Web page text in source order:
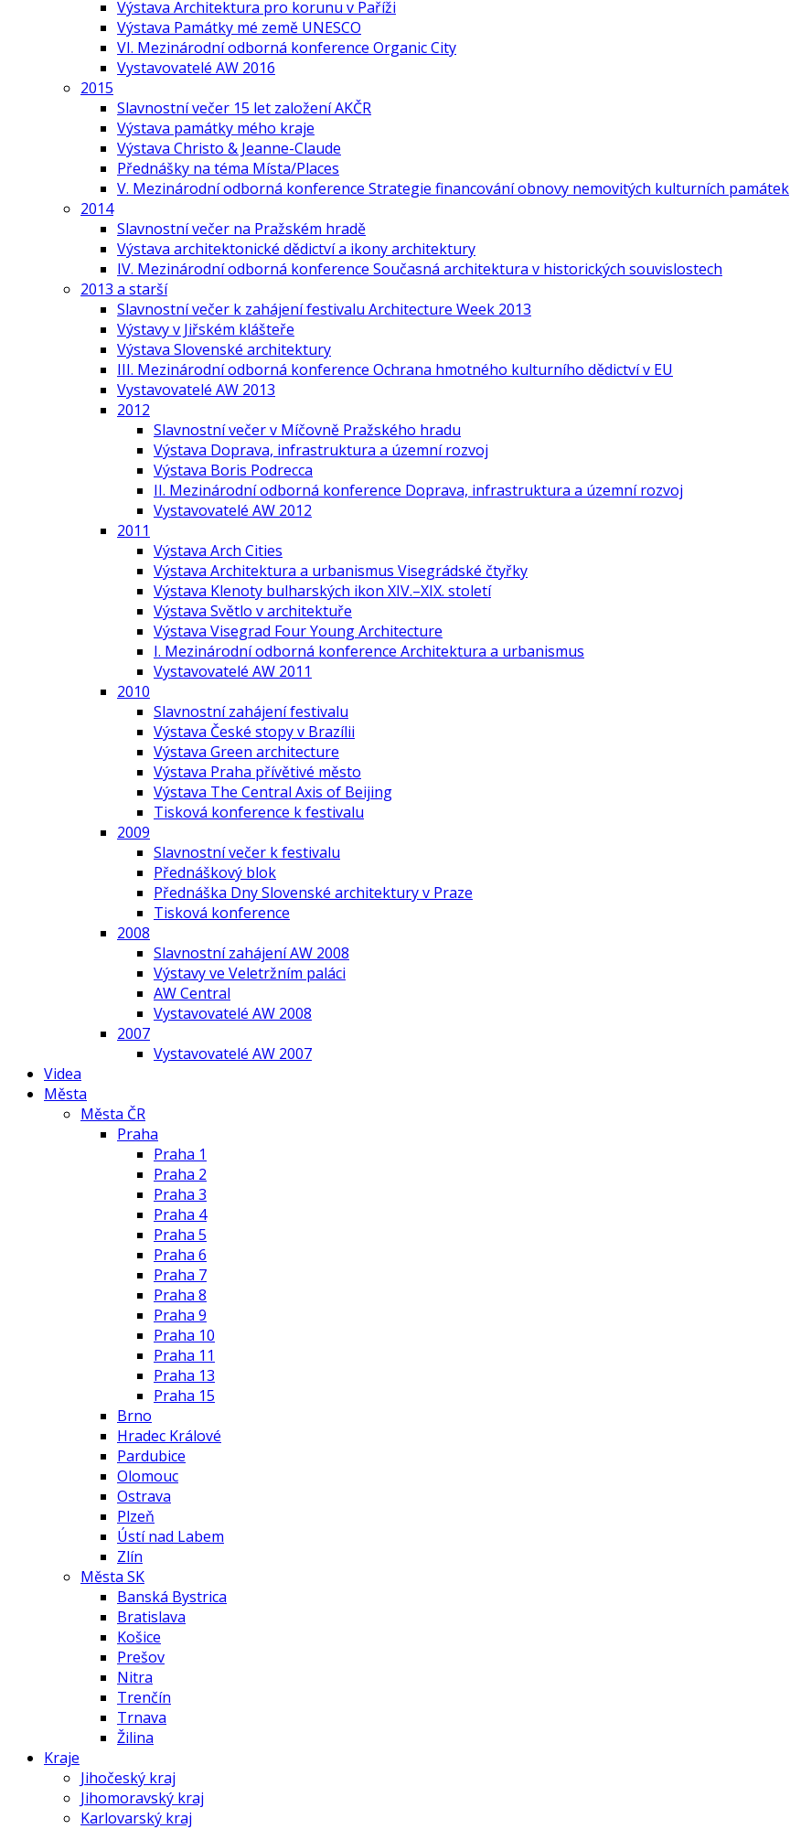
Výstava Architektura pro korunu v Paříži
Výstava Památky mé země UNESCO
VI. Mezinárodní odborná konference Organic City
Vystavovatelé AW 2016
2015
Slavnostní večer 15 let založení AKČR
Výstava památky mého kraje
Výstava Christo & Jeanne-Claude
Přednášky na téma Místa/Places
V. Mezinárodní odborná konference Strategie financování obnovy nemovitých kulturních památek
2014
Slavnostní večer na Pražském hradě
Výstava architektonické dědictví a ikony architektury
IV. Mezinárodní odborná konference Současná architektura v historických souvislostech
2013 a starší
Slavnostní večer k zahájení festivalu Architecture Week 2013
Výstavy v Jiřském klášteře
Výstava Slovenské architektury
III. Mezinárodní odborná konference Ochrana hmotného kulturního dědictví v EU
Vystavovatelé AW 2013
2012
Slavnostní večer v Míčovně Pražského hradu
Výstava Doprava, infrastruktura a územní rozvoj
Výstava Boris Podrecca
II. Mezinárodní odborná konference Doprava, infrastruktura a územní rozvoj
Vystavovatelé AW 2012
2011
Výstava Arch Cities
Výstava Architektura a urbanismus Visegrádské čtyřky
Výstava Klenoty bulharských ikon XIV.–XIX. století
Výstava Světlo v architektuře
Výstava Visegrad Four Young Architecture
I. Mezinárodní odborná konference Architektura a urbanismus
Vystavovatelé AW 2011
2010
Slavnostní zahájení festivalu
Výstava České stopy v Brazílii
Výstava Green architecture
Výstava Praha přívětivé město
Výstava The Central Axis of Beijing
Tisková konference k festivalu
2009
Slavnostní večer k festivalu
Přednáškový blok
Přednáška Dny Slovenské architektury v Praze
Tisková konference
2008
Slavnostní zahájení AW 2008
Výstavy ve Veletržním paláci
AW Central
Vystavovatelé AW 2008
2007
Vystavovatelé AW 2007
Videa
Města
Města ČR
Praha
Praha 1
Praha 2
Praha 3
Praha 4
Praha 5
Praha 6
Praha 7
Praha 8
Praha 9
Praha 10
Praha 11
Praha 13
Praha 15
Brno
Hradec Králové
Pardubice
Olomouc
Ostrava
Plzeň
Ústí nad Labem
Zlín
Města SK
Banská Bystrica
Bratislava
Košice
Prešov
Nitra
Trenčín
Trnava
Žilina
Kraje
Jihočeský kraj
Jihomoravský kraj
Karlovarský kraj